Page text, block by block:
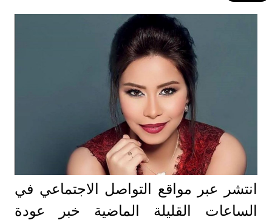
انتشر عبر مواقع التواصل الاجتماعي في
الساعات القليلة الماضية خبر عودة